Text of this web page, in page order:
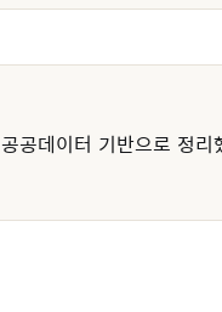
공데이터 기반으로 정리